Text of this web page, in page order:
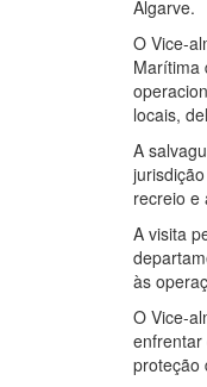
Algarve.
O Vice-
Marítima
locais,
A
recreio e
A visita
às
O Vice-
enfrentar
proteção